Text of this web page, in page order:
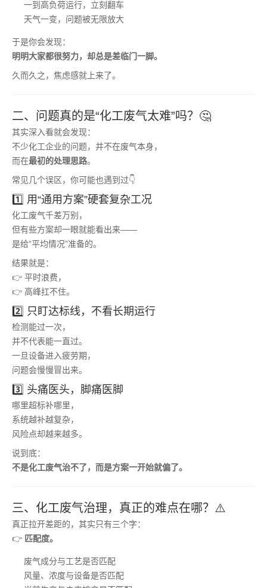
一到高负荷运行，立刻翻车
天气一变，问题被无限放大
于是你会发现：
明明大家都很努力，却总是差临门一脚。
久而久之，焦虑感就上来了。
二、问题真的是“化工废气太难”吗？🤔
其实深入看就会发现：
不少化工企业的问题，并不在废气本身，
而在最初的处理思路。
常见几个误区，你可能也遇到过👇
1️⃣ 用“通用方案”硬套复杂工况
化工废气千差万别，
但有些方案却一眼就能看出来——
是给“平均情况”准备的。
结果就是：
👉 平时浪费，
👉 高峰扛不住。
2️⃣ 只盯达标线，不看长期运行
检测能过一次，
并不代表能一直过。
一旦设备进入疲劳期，
问题会慢慢冒出来。
3️⃣ 头痛医头，脚痛医脚
哪里超标补哪里，
系统越补越复杂，
风险点却越来越多。
说到底：
不是化工废气治不了，而是方案一开始就偏了。
三、化工废气治理，真正的难点在哪？⚠️
真正拉开差距的，其实只有三个字：
👉 匹配度。
废气成分与工艺是否匹配
风量、浓度与设备是否匹配